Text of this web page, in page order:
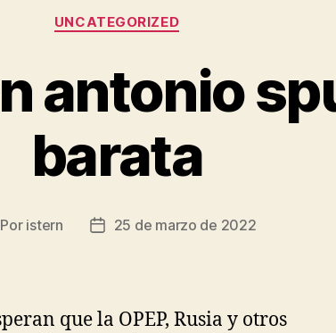
Categorías
UNCATEGORIZED
antonio
barata
Por istern
Fecha25 de marzo de 2022
que la OPEP, Rusia y otros